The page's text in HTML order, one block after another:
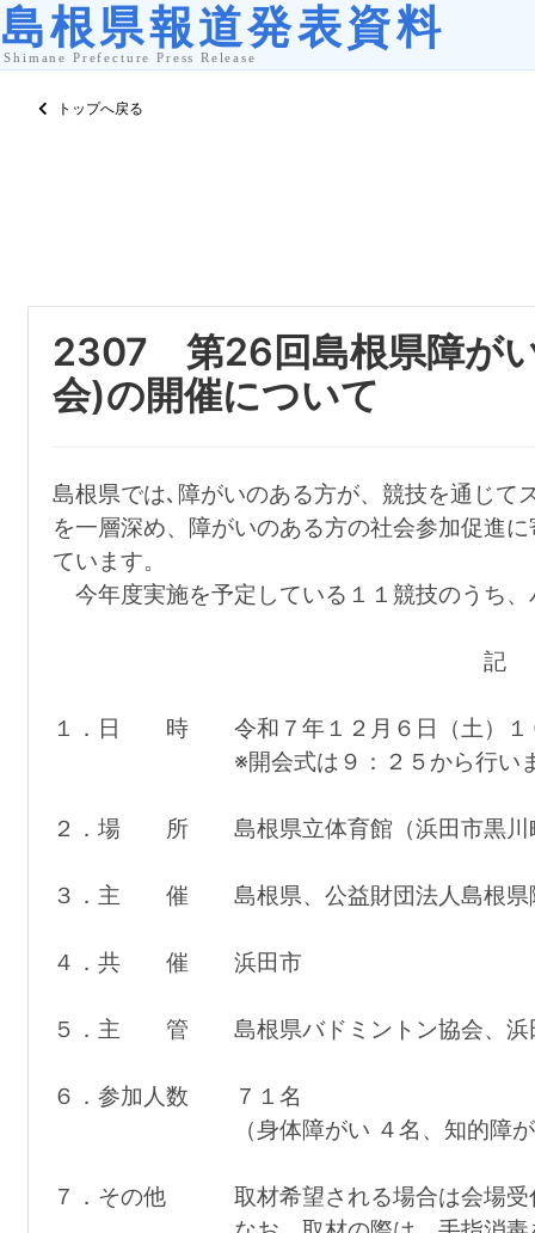
トップへ戻る
2307 第26回島根県障が
会)の開催について
島根県では､障がいのある方が、競技を通じて
を一層深め、障がいのある方の社会参加促進
ています。
今年度実施を予定している１１競技のうち
記
１．日 時 令和７年１２月６日（土）１
※開会式は９：２５から行いま
２．場 所 島根県立体育館（浜田市黒川
３．主 催 島根県、公益財団法人島根県
４．共 催 浜田市
５．主 管 島根県バドミントン協会、浜
６．参加人数 ７１名
（身体障がい ４名、知的障がい ６
７．その他 取材希望される場合は会